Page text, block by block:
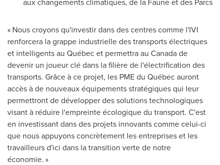
« Nous croyons qu'investir dans des centres comme l'IVI
renforcera la grappe industrielle des transports électriques
et intelligents au Québec et permettra au Canadade
devenir un joueur clé dans la filière de l'électrification des
transports. Grâce à ce projet, les PME du Québec auront
accès à de nouveaux équipements stratégiques qui leur
permettront de développer des solutions technologiques
visant à réduire l'empreinte écologique du transport. C'est
en investissant dans des projets innovants comme celui-ci
que nous appuyons concrètement les entreprises et les
travailleurs d'ici dans la transition verte de notre
économie. »